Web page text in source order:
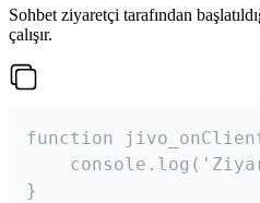
Sohbet ziyaretçi tarafından
çalışır.
function
}